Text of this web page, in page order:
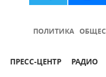
ПОЛИТИКА
ПРЕСС-ЦЕНТР РАДИО